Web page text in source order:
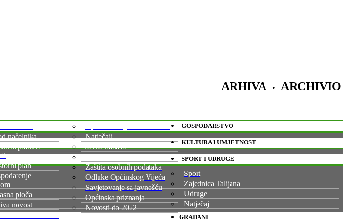
ARHIVA • ARCHIVIO
načelnika
planovi
plan
ploča
novosti
zaštita / Covid-
Natječaji
Javna nabava
Statut
Zaštita osobnih podataka
Odluke Općinskog Vijeća
Savjetovanje sa javnošću
Općinska priznanja
Novosti do 2022
GOSPODARSTVO
KULTURA I UMJETNOST
SPORT I UDRUGE
Sport
Zajednica Talijana
Udruge
Natječaj
GRAĐANI